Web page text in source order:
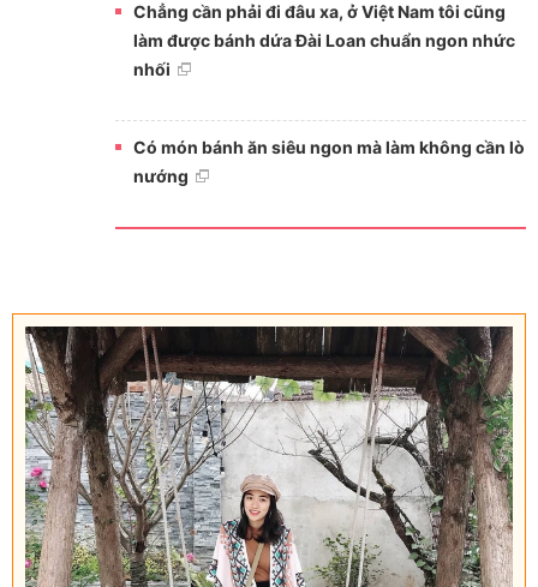
Chẳng cần phải đi đâu xa, ở Việt Nam tôi cũng
làm được bánh dứa Đài Loan chuẩn ngon nhức
nhối
Có món bánh ăn siêu ngon mà làm không cần lò
nướng